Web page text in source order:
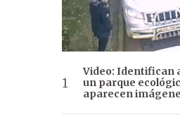
Video: Identifican
un parque
aparecen